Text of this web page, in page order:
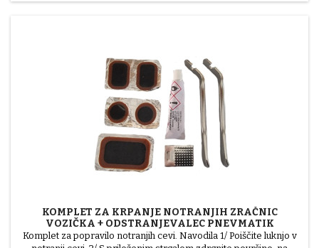
KOMPLET ZA KRPANJE NOTRANJIH ZRAČNIC
VOZIČKA + ODSTRANJEVALEC PNEVMATIK
Komplet za popravilo notranjih cevi. Navodila 1/ Poiščite luknjo v